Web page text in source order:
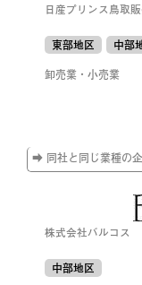
日産プリンス鳥取
東部地区 中部
卸売業・小売業
➡ 同社と同じ業種の
株式会社バルコス
中部地区